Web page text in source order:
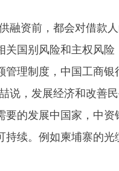
前，都会对借款人
关国别风险和主权风
管理制度，中国工商
说，发展经济和改善
的发展中国家，中
持续。例如柬埔寨的